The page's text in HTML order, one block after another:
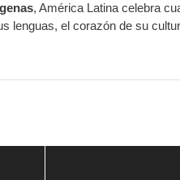
, América Latina celebra
lenguas, el corazón de su